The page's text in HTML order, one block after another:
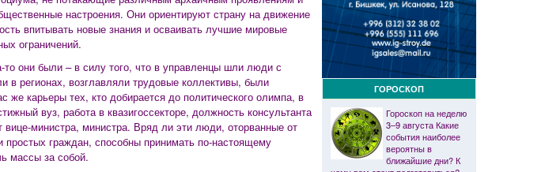
настроения. Они ориентируют страну на движение
впитывать новые знания и осваивать лучшие мировые
ограничений.
то они были – в силу того, что в управленцы шли люди с
в регионах, возглавляли трудовые коллективы, были
карьеры тех, кто добирается до политического олимпа, в
вуз, работа в квазигоссекторе, должность консультанта
вице-министра, министра. Вряд ли эти люди, оторванные от
простых граждан, способны принимать по-настоящему
массы за собой.
ГОРОСКОП
Гороскоп на неделю
3–9 августа Какие
события наиболее
вероятны в
ближайшие дни? К